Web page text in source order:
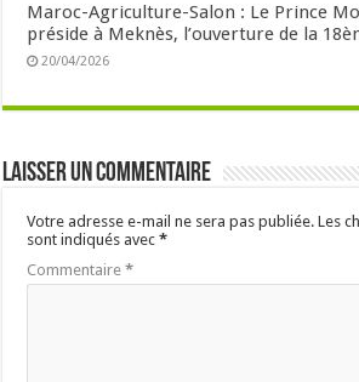
Maroc-Agriculture-Salon : Le Prince
préside à Meknès, l’ouverture de la
20/04/2026
Laisser un commentaire
Votre adresse e-mail ne sera pas publiée. Les
sont indiqués avec*
Commentaire*